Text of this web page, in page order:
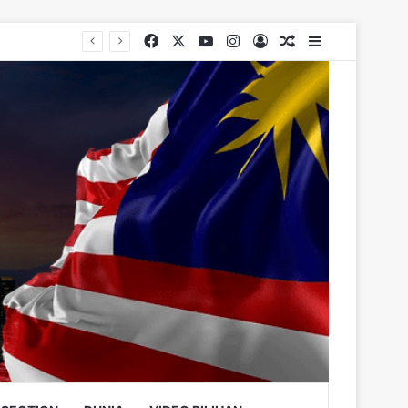
Facebook YouTubeInstagram
Log InRandom Article